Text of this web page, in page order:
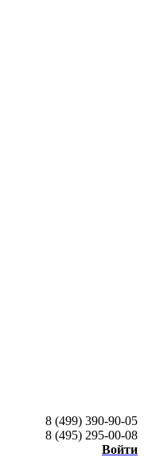
8 (499) 390-90-05
8 (495) 295-00-08
Войти